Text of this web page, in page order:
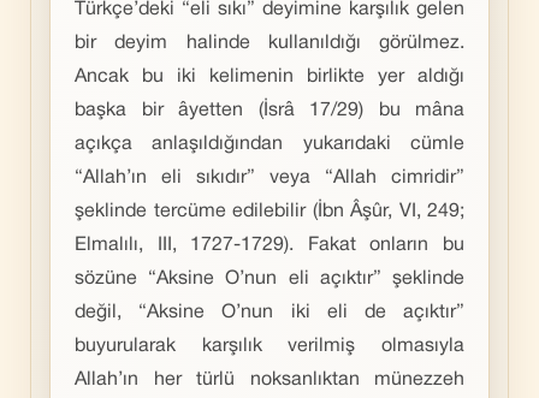
Türkçe’deki “eli sıkı” deyimine karşılık gelen
bir deyim halinde kullanıldığı görülmez.
Ancak bu iki kelimenin birlikte yer aldığı
başka bir âyetten (İsrâ 17/29) bu mâna
açıkça anlaşıldığından yukarıdaki cümle
“Allah’ın eli sıkıdır” veya “Allah cimridir”
şeklinde tercüme edilebilir (İbn Âşûr, VI, 249;
Elmalılı, III, 1727-1729). Fakat onların bu
sözüne “Aksine O’nun eli açıktır” şeklinde
değil, “Aksine O’nun iki eli de açıktır”
buyurularak karşılık verilmiş olmasıyla
Allah’ın her türlü noksanlıktan münezzeh